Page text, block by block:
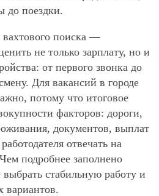
до поездки.
поиска —
не только зарплату, но и
от первого звонка до
Для вакансий в городе
потому что итоговое
факторов: дороги,
документов, выплат
отвечать на
подробнее заполнено
стабильную работу и
вариантов.